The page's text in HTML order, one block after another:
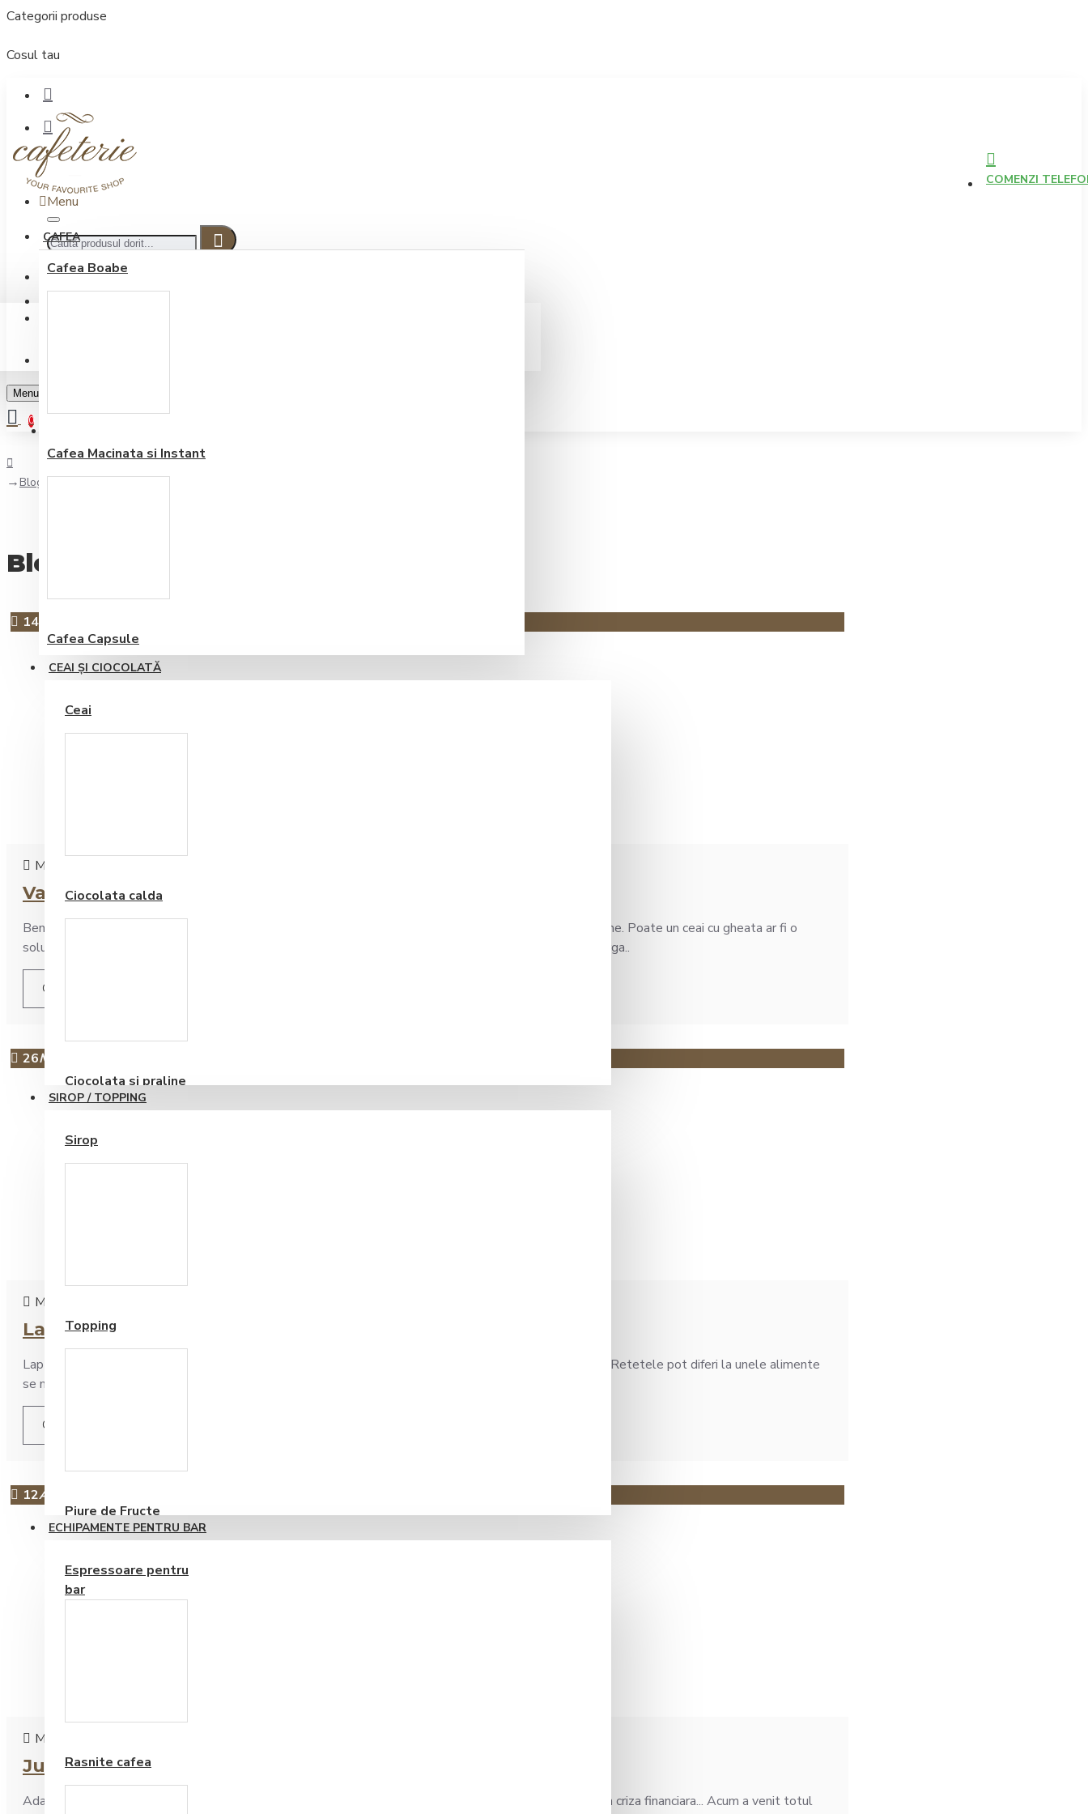
Categorii produse
Cosul tau
COMENZI
Contul meu
Menu
CAFEA
Cafea Boabe
Cafea Macinata si Instant
Cafea Capsule
CEAI ŞI CIOCOLATĂ
Ceai
Ciocolata calda
Ciocolata si praline
SIROP / TOPPING
Sirop
Topping
Piure de Fructe
ECHIPAMENTE PENTRU BAR
Espressoare pentru
bar
Rasnite cafea
CONECTARE
Menu
0
Blog
Blog
14
Marian
Vara ceaiului cu gheata- Fruit symphony organic
Bem ceai vara? Cald? Rece? Cu gheata? Dorim sa bem ceva racoritor, fructat, dar nu ne-am decis ce anume. Poate un ceai cu gheata ar fi o
solutie la indemana si foarte usor de preparat. Unde mai pui ca este si sanatos. Am facut o infuzieceai orga..
CITEȘTE ARTICOLUL
26May
Marian
Laptele vegetal in cafea
Laptele vegetal este un aliment ce se obtine in principiu prin fierberea platelor urmat de stoarcerea lor. Retetele pot diferi la unele alimente
se mai adauga vitamine. Ce este mai sanatos laptele organic sau laptele vegetal? Este o intrebar..
CITEȘTE ARTICOLUL
12Apr
Marian
Jurnalul unui business local in pandemie
Adaptabilitate... Am inceput acest proiect cu vanzare de cafea si ceaiuri in 2014 cand inca nu se iesise din criza financiara... Acum a venit totul